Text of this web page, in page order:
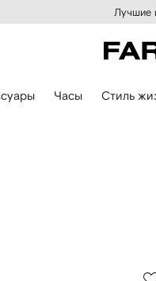
Лучшие
Часы Стиль